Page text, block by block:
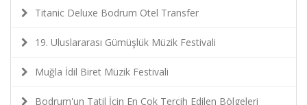
Titanic Deluxe Bodrum Otel Transfer
19. Uluslararası Gümüşlük Müzik Festivali
Muğla İdil Biret Müzik Festivali
Bodrum'un Tatil İçin En Çok Tercih Edilen Bölgeleri